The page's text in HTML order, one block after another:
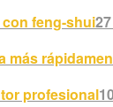
feng-shui
más
profesional